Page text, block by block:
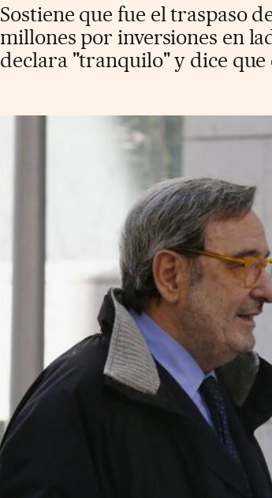
Sostiene que fue el traspaso
millones por inversiones en
declara "tranquilo" y dice que